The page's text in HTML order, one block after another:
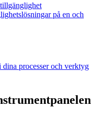
på en och
processer och verktyg